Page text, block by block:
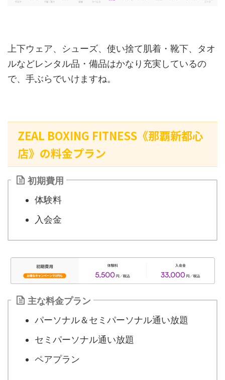
上下ウェア、シューズ、使い捨て肌着・靴下、タオ
ルなどレンタル品・備品はかなり充実しているの
で、手ぶらでいけますね。
ZEAL BOXING FITNESS《那覇新都心
店》の料金プラン
初期費用
体験料
入会金
主な料金プラン
パーソナル＆セミパーソナル通い放題
セミパーソナル通い放題
ペアプラン